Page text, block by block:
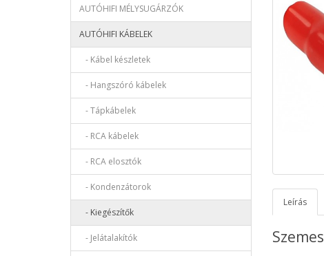
AUTÓHIFI MÉLYSUGÁRZÓK
AUTÓHIFI KÁBELEK
- Kábel készletek
- Hangszóró kábelek
- Tápkábelek
- RCA kábelek
- RCA elosztók
- Kondenzátorok
- Kiegészítők
- Jelátalakítók
Leírás